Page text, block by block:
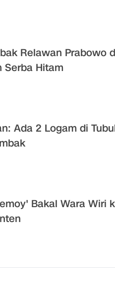
Relawan Prabowo
Serba Hitam
Ada 2 Logam di
Bakal Wara Wiri